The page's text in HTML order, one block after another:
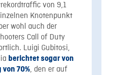
von 9,1
Knotenpunkt
wohl auch der
Call of Duty
Luigi Gubitosi,
berichtet sogar von
70%, den er auf